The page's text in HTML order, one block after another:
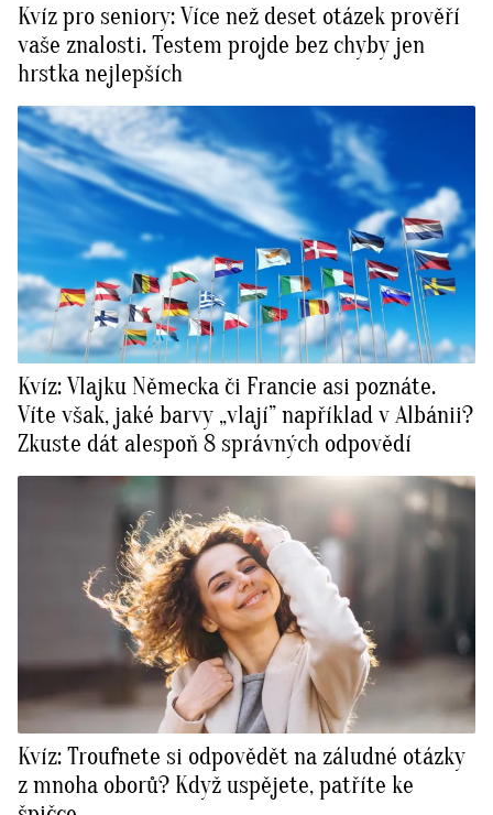
Kvíz pro seniory: Více než deset otázek prověří
vaše znalosti. Testem projde bez chyby jen
hrstka nejlepších
Kvíz: Vlajku Německa či Francie asi poznáte.
Víte však, jaké barvy „vlají” například v Albánii?
Zkuste dát alespoň 8 správných odpovědí
Kvíz: Troufnete si odpovědět na záludné otázky
z mnoha oborů? Když uspějete, patříte ke